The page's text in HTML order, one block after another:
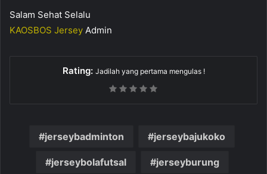
Salam Sehat Selalu
KAOSBOS Jersey Admin
Rating: Jadilah yang pertama mengulas !
jerseybadminton jerseybajukoko
jerseybolafutsal jerseyburung